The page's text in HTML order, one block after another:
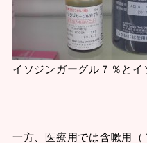
イソジンガーグル７％とイ
一方、医療用では含嗽用（